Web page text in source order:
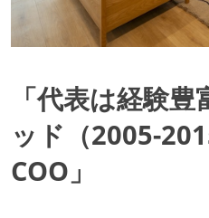
「代表は経験
ッド（2005-
COO」